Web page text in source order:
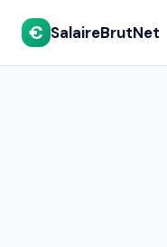
€ SalaireBrutNet